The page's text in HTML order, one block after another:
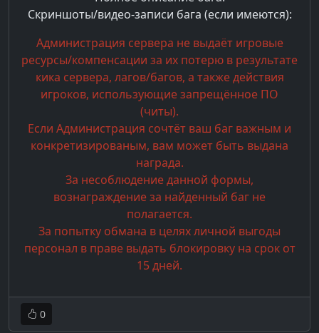
Скриншоты/видео-записи бага (если имеются):
Администрация сервера не выдаёт игровые
ресурсы/компенсации за их потерю в результате
кика сервера, лагов/багов, а также действия
игроков, использующие запрещённое ПО
(читы).
Если Администрация сочтёт ваш баг важным и
конкретизированым, вам может быть выдана
награда.
За несоблюдение данной формы,
вознаграждение за найденный баг не
полагается.
За попытку обмана в целях личной выгоды
персонал в праве выдать блокировку на срок от
15 дней.
0